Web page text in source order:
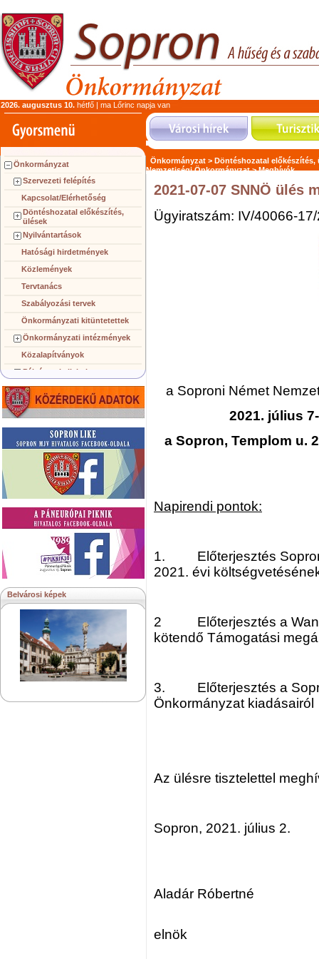
2026. augusztus 10. hétfő | ma Lőrinc napja van
Önkormányzat
Szervezeti felépítés
Kapcsolat/Elérhetőség
Döntéshozatal előkészítés,
ülések
Nyilvántartások
Hatósági hirdetmények
Közlemények
Tervtanács
Szabályozási tervek
Önkormányzati kitüntetettek
Önkormányzati intézmények
Közalapítványok
Pályázatok, licitek
Koncepciók, tervezetek
Településképi követelmények
Közérdekű információk
Testvérvárosok
Belvárosi képek
Önkormányzat > Döntéshozatal előkészítés,
Nemzetiségi Önkormányzat >Meghívók
2021-07-07 SNNÖ ülés
Ügyiratszám: IV/40066-
a Soproni Német
2021. július
a Sopron, Templom u.
Napirendi pontok:
1. Előterjesztés Soproni
2021. évi
2 Előterjesztés a
kötendő Támogatási
3. Előterjesztés a
Önkormányzat kiadásairól
Az ülésre tisztelettel
Sopron, 2021. július 2.
Aladár Róbertné
elnök